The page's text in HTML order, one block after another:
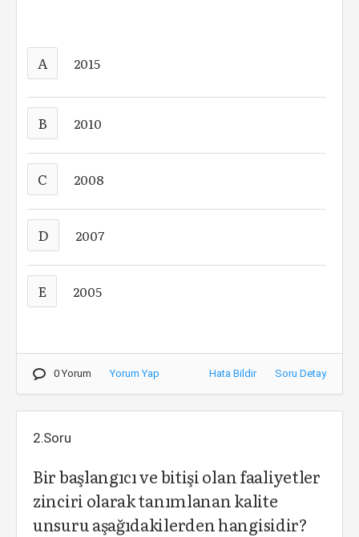
A 2015
B 2010
C 2008
D 2007
E 2005
0 Yorum Yorum Yap Hata Bildir Soru Detay
2.Soru
Bir başlangıcı ve bitişi olan faaliyetler
zinciri olarak tanımlanan kalite
unsuru aşağıdakilerden hangisidir?